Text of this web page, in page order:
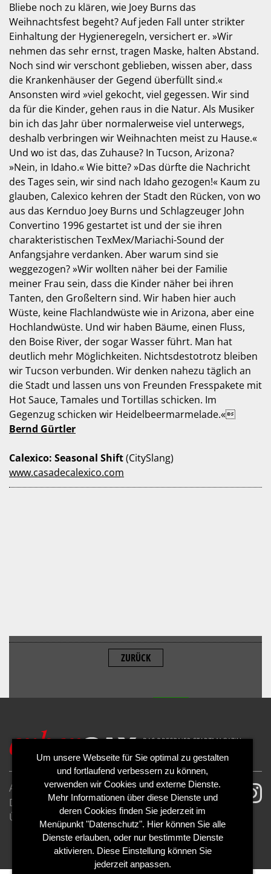
Bliebe noch zu klären, wie Joey Burns das
Weihnachtsfest begeht? Auf jeden Fall unter strikter
Einhaltung der Hygieneregeln, versichert er. »Wir
nehmen das sehr ernst, tragen Maske, halten Abstand.
Noch sind wir verschont geblieben, wissen aber, dass
die Krankenhäuser der Gegend überfüllt sind.«
Ansonsten wird »viel gekocht, viel gegessen. Wir sind
da für die Kinder, gehen raus in die Natur. Als Musiker
bin ich das Jahr über normalerweise viel unterwegs,
deshalb verbringen wir Weihnachten meist zu Hause.«
Und wo ist das, das Zuhause? In Tucson, Arizona?
»Nein, in Idaho.« Wie bitte? »Das dürfte die Nachricht
des Tages sein, wir sind nach Idaho gezogen!« Kaum zu
glauben, Calexico kehren der Stadt den Rücken, von wo
aus das Kernduo Joey Burns und Schlagzeuger John
Convertino 1996 gestartet ist und der sie ihren
charakteristischen TexMex/Mariachi-Sound der
Anfangsjahre verdanken. Aber warum sind sie
weggezogen? »Wir wollten näher bei der Familie
meiner Frau sein, dass die Kinder näher bei ihren
Tanten, den Großeltern sind. Wir haben hier auch
Wüste, keine Flachlandwüste wie in Arizona, aber eine
Hochlandwüste. Und wir haben Bäume, einen Fluss,
den Boise River, der sogar Wasser führt. Man hat
deutlich mehr Möglichkeiten. Nichtsdestotrotz bleiben
wir Tucson verbunden. Wir denken nahezu täglich an
die Stadt und lassen uns von Freunden Fresspakete mit
Hot Sauce, Tamales und Tortillas schicken. Im
Gegenzug schicken wir Heidelbeermarmelade.«
Bernd Gürtler
Calexico: Seasonal Shift(CitySlang)
www.casadecalexico.com
ZURÜCK
AGB
Impressum
Datenschutzerklärung
Cookies
Über uns
Kontakt
Mediadaten
Abo kündigen
Abo widerrufen
Um unsere Webseite für Sie optimal zu gestalten
und fortlaufend verbessern zu können,
verwenden wir Cookies und externe Dienste.
Mehr Informationen über diese Dienste und
deren Cookies finden Sie jederzeit im
Menüpunkt "Datenschutz". Hier können Sie alle
Dienste erlauben, oder nur bestimmte Dienste
aktivieren. Diese Einstellung können Sie
jederzeit anpassen.